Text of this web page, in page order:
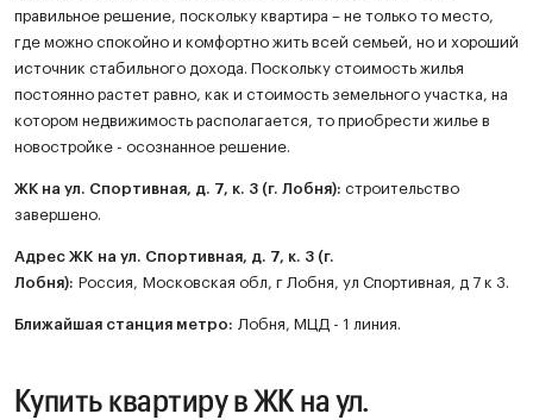
правильное решение, поскольку квартира – не только то место,
где можно спокойно и комфортно жить всей семьей, но и хороший
источник стабильного дохода. Поскольку стоимость жилья
постоянно растет равно, как и стоимость земельного участка, на
котором недвижимость располагается, то приобрести жилье в
новостройке - осознанное решение.
ЖК на ул. Спортивная, д. 7, к. 3 (г. Лобня): строительство
завершено.
Адрес ЖК на ул. Спортивная, д. 7, к. 3 (г.
Лобня): Россия, Московская обл, г Лобня, ул Спортивная, д 7 к 3.
Ближайшая станция метро: Лобня, МЦД - 1 линия.
Купить квартиру в ЖК на ул.